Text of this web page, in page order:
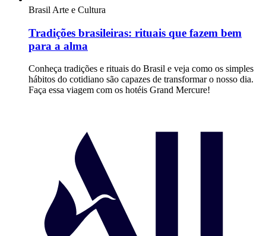
Brasil Arte e Cultura
Tradições brasileiras: rituais que fazem bem
para a alma
Conheça tradições e rituais do Brasil e veja como os simples
hábitos do cotidiano são capazes de transformar o nosso dia.
Faça essa viagem com os hotéis Grand Mercure!